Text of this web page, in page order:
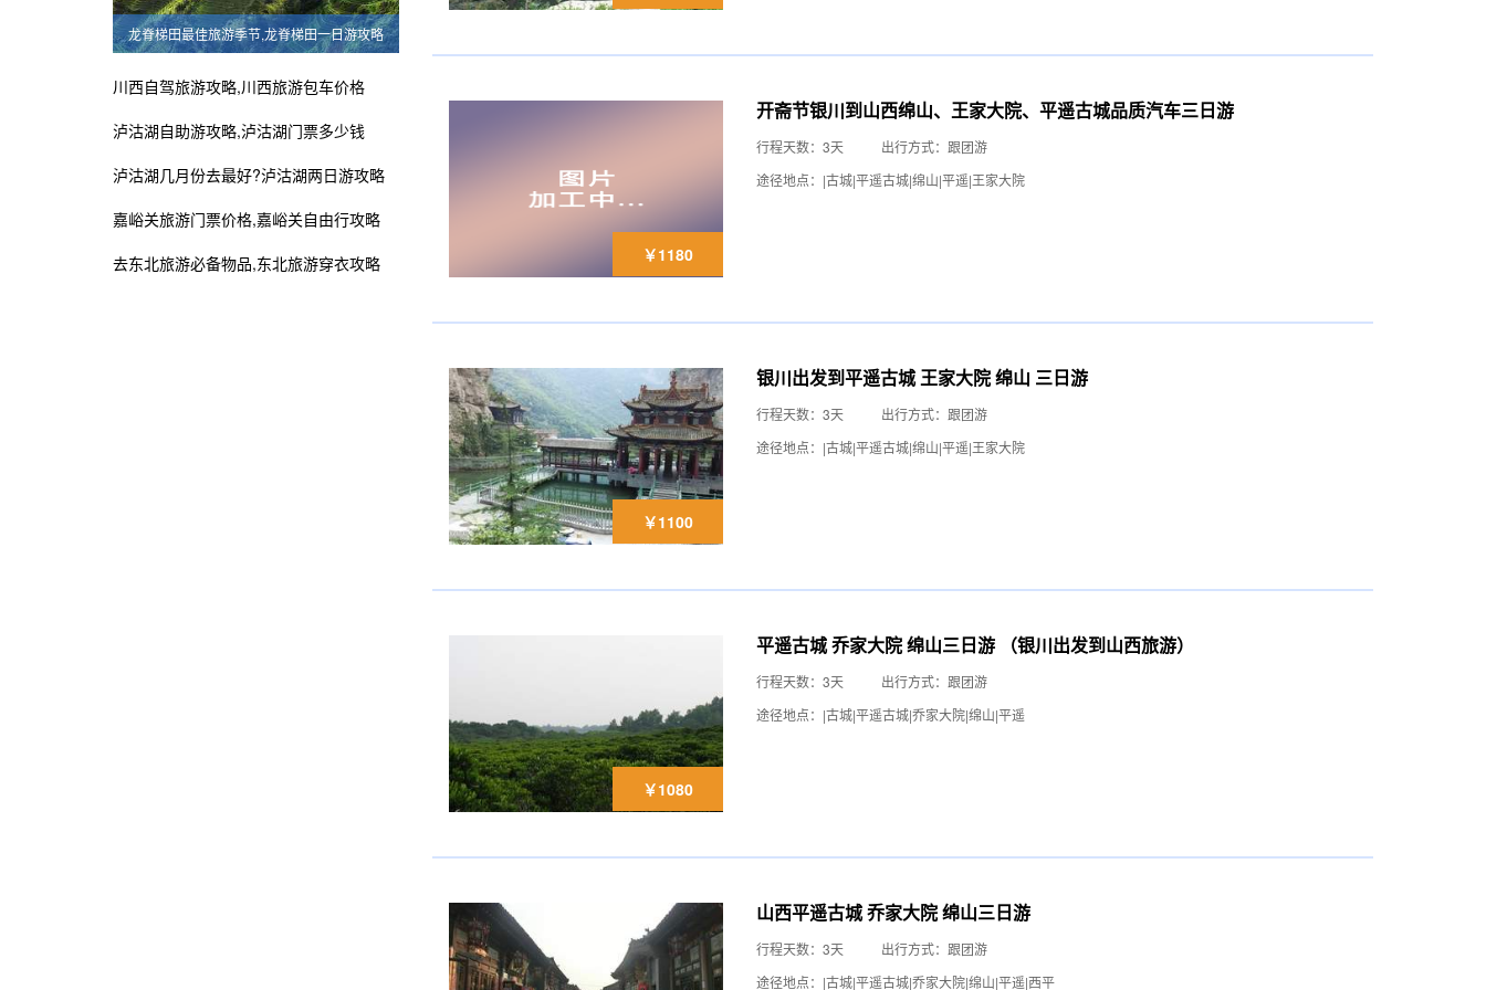
龙脊梯田最佳旅游季节,龙脊梯田一日游攻略
川西自驾旅游攻略,川西旅游包车价格
泸沽湖自助游攻略,泸沽湖门票多少钱
泸沽湖几月份去最好?泸沽湖两日游攻略
嘉峪关旅游门票价格,嘉峪关自由行攻略
去东北旅游必备物品,东北旅游穿衣攻略
￥1180
开斋节银川到山西绵山、王家大院、平遥古城品质汽车三日游
行程天数：3天
出行方式：跟团游
途径地点：|古城|平遥古城|绵山|平遥|王家大院
￥1100
银川出发到平遥古城 王家大院 绵山 三日游
行程天数：3天
出行方式：跟团游
途径地点：|古城|平遥古城|绵山|平遥|王家大院
￥1080
平遥古城 乔家大院 绵山三日游 （银川出发到山西旅游）
行程天数：3天
出行方式：跟团游
途径地点：|古城|平遥古城|乔家大院|绵山|平遥
山西平遥古城 乔家大院 绵山三日游
行程天数：3天
出行方式：跟团游
途径地点：|古城|平遥古城|乔家大院|绵山|平遥|西平